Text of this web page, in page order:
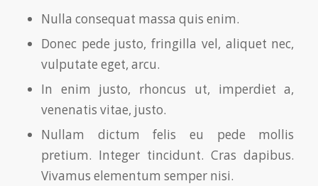
Nulla consequat massa quis enim.
Donec pede justo, fringilla vel, aliquet nec,
vulputate eget, arcu.
In enim justo, rhoncus ut, imperdiet a,
venenatis vitae, justo.
Nullam dictum felis eu pede mollis
pretium. Integer tincidunt. Cras dapibus.
Vivamus elementum semper nisi.